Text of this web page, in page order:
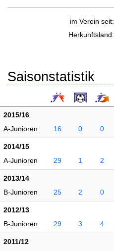
im Verein seit:
Herkunftsland:
Saisonstatistik
2015/16
A-Junioren
16 0 0
2014/15
A-Junioren
29 1 2
2013/14
B-Junioren
25 2 0
2012/13
B-Junioren
29 3 4
2011/12